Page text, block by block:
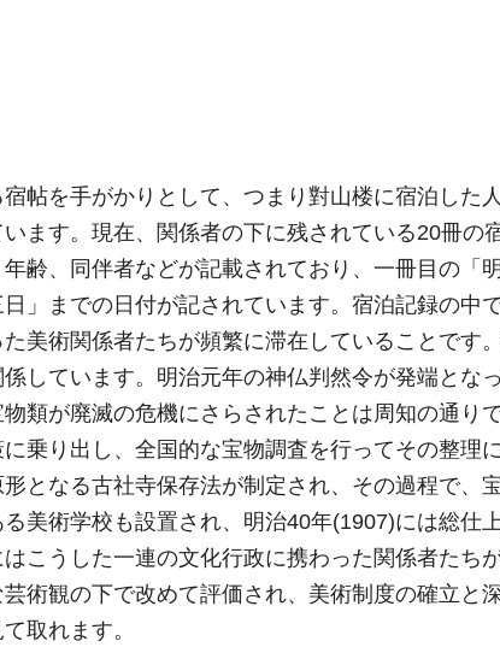
帖を手がかりとして、つまり對山楼に宿泊した
ます。現在、関係者の下に残されている20冊の
齢、同伴者などが記載されており、一冊目の「
」までの日付が記されています。宿泊記録の中
美術関係者たちが頻繁に滞在していることです
しています。明治元年の神仏判然令が発端とな
類が廃滅の危機にさらされたことは周知の通り
乗り出し、全国的な宝物調査を行ってその整理
となる古社寺保存法が制定され、その過程で、
美術学校も設置され、明治40年(1907)には総仕
こうした一連の文化行政に携わった関係者たち
術観の下で改めて評価され、美術制度の確立と
取れます。